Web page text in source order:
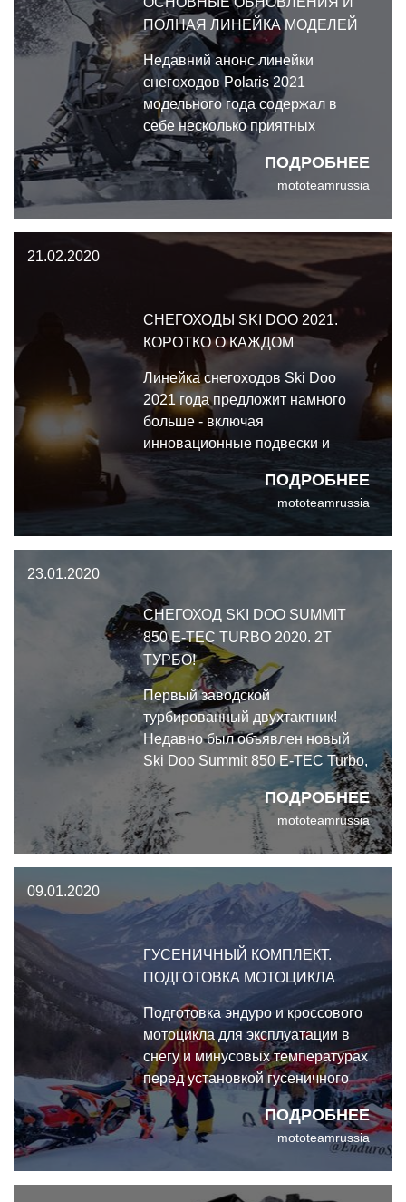
ПОЛНАЯ ЛИНЕЙКА МОДЕЛЕЙ
ПОДРОБНЕЕ
Недавний анонс линейки
снегоходов Polaris 2021
модельного года содержал в
себе несколько приятных
обновлений. Основные
обновления и полная линейка
моделей снегоходов Polaris 2021
mototeamrussia
21.02.2020
СНЕГОХОДЫ SKI DOO 2021.
КОРОТКО О КАЖДОМ
ПОДРОБНЕЕ
Линейка снегоходов Ski Doo
2021 года предложит намного
больше - включая
инновационные подвески и
новейший 600-кубовый
двигатель, ознаменовавший
Коротко о снегоходах Ski Doo
mototeamrussia
23.01.2020
СНЕГОХОД SKI DOO SUMMIT
850 E-TEC TURBO 2020. 2Т
ТУРБО!
ПОДРОБНЕЕ
Первый заводской
турбированный двухтактник!
Недавно был объявлен новый
Ski Doo Summit 850 E-TEC Turbo,
в котором специалисты BRP
применили ряд новейших
инженерных решений.mototeamrussia
09.01.2020
ГУСЕНИЧНЫЙ КОМПЛЕКТ.
ПОДГОТОВКА МОТОЦИКЛА
ПОДРОБНЕЕ
Подготовка эндуро и кроссового
мотоцикла для эксплуатации в
снегу и минусовых температурах
перед установкой гусеничного
комплекта от endurosyndicate.
mototeamrussia